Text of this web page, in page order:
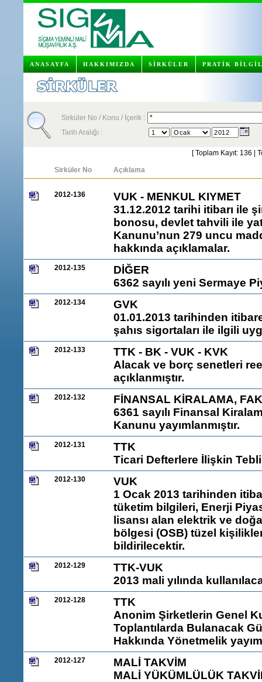
ANASAYFA HAKKIMIZDA SİRKÜLER PRATİK
Sirküler No / Konu / İçerik :
Tarih Aralığı :
[ Toplam Kayıt: 136
Sirküler No Açıklama
2012-136
VUK - MENKUL KIYMET
31.12.2012 tarihi itibarı ile
bonosu, devlet tahvili ile
Kanunu’nun 279 uncu
hakkında açıklamalar.
2012-135
DİĞER
6362 sayılı yeni Sermaye
2012-134
GVK
01.01.2013 tarihinden
şahıs sigortaları ile ilgili
2012-133
TTK - BK - VUK - KVK
Alacak ve borç senetleri
açıklanmıştır.
2012-132
FİNANSAL KİRALAMA,
6361 sayılı Finansal
Kanunu yayımlanmıştır.
2012-131
TTK
Ticari Defterlere İlişkin
2012-130
VUK
1 Ocak 2013 tarihinden
tüketim bilgileri, Enerji
lisansı alan elektrik ve
bölgesi (OSB) tüzel
bildirilecektir.
2012-129
TTK-VUK
2013 mali yılında
2012-128
TTK
Anonim Şirketlerin Genel
Toplantılarda Bulanacak
Hakkında Yönetmelik
2012-127
MALİ TAKVİM
MALİ YÜKÜMLÜLÜK